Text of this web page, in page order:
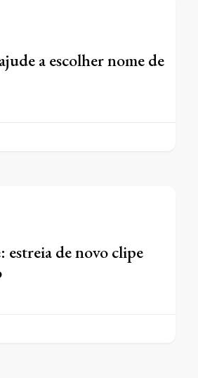
a escolher nome de
de novo clipe